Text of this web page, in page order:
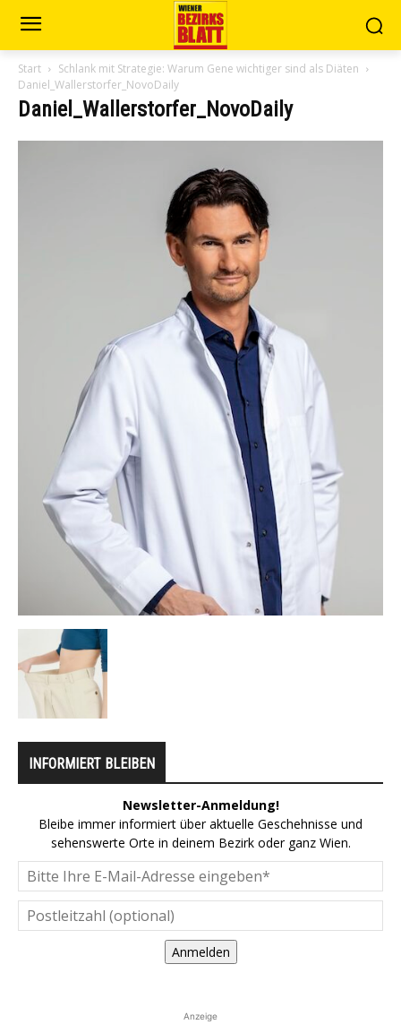
Start
Schlank mit Strategie: Warum Gene wichtiger sind als Diäten
Daniel_Wallerstorfer_NovoDaily
Daniel_Wallerstorfer_NovoDaily
INFORMIERT BLEIBEN
Newsletter-Anmeldung!
Bleibe immer informiert über aktuelle Geschehnisse und
sehenswerte Orte in deinem Bezirk oder ganz Wien.
Anmelden
Anzeige